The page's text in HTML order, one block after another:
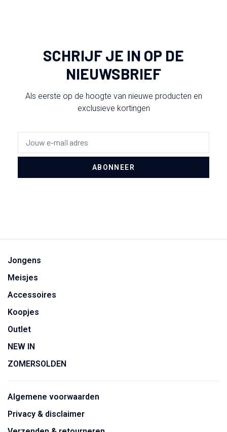
SCHRIJF JE IN OP DE
NIEUWSBRIEF
Als eerste op de hoogte van nieuwe producten en
exclusieve kortingen
ABONNEER
Jongens
Meisjes
Accessoires
Koopjes
Outlet
NEW IN
ZOMERSOLDEN
Algemene voorwaarden
Privacy & disclaimer